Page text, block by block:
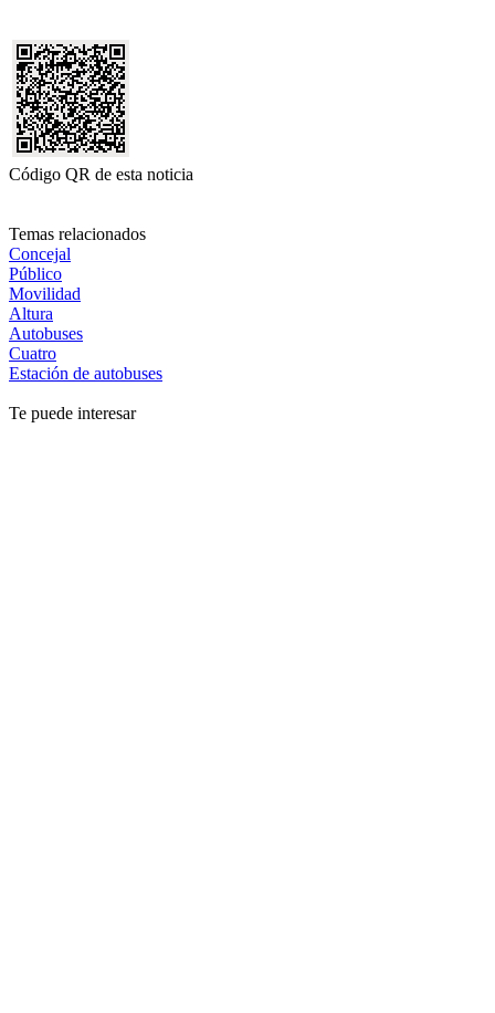
Código QR de esta noticia
Temas relacionados
Concejal
Público
Movilidad
Altura
Autobuses
Cuatro
Estación de autobuses
Te puede interesar